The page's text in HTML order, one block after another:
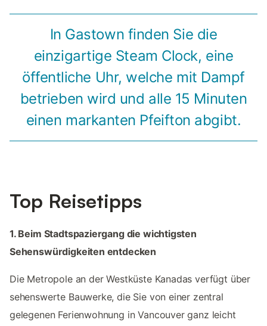
In Gastown finden Sie die
einzigartige Steam Clock, eine
öffentliche Uhr, welche mit Dampf
betrieben wird und alle 15 Minuten
einen markanten Pfeifton abgibt.
Top Reisetipps
1. Beim Stadtspaziergang die wichtigsten
Sehenswürdigkeiten entdecken
Die Metropole an der Westküste Kanadas verfügt über
sehenswerte Bauwerke, die Sie von einer zentral
gelegenen Ferienwohnung in Vancouver ganz leicht